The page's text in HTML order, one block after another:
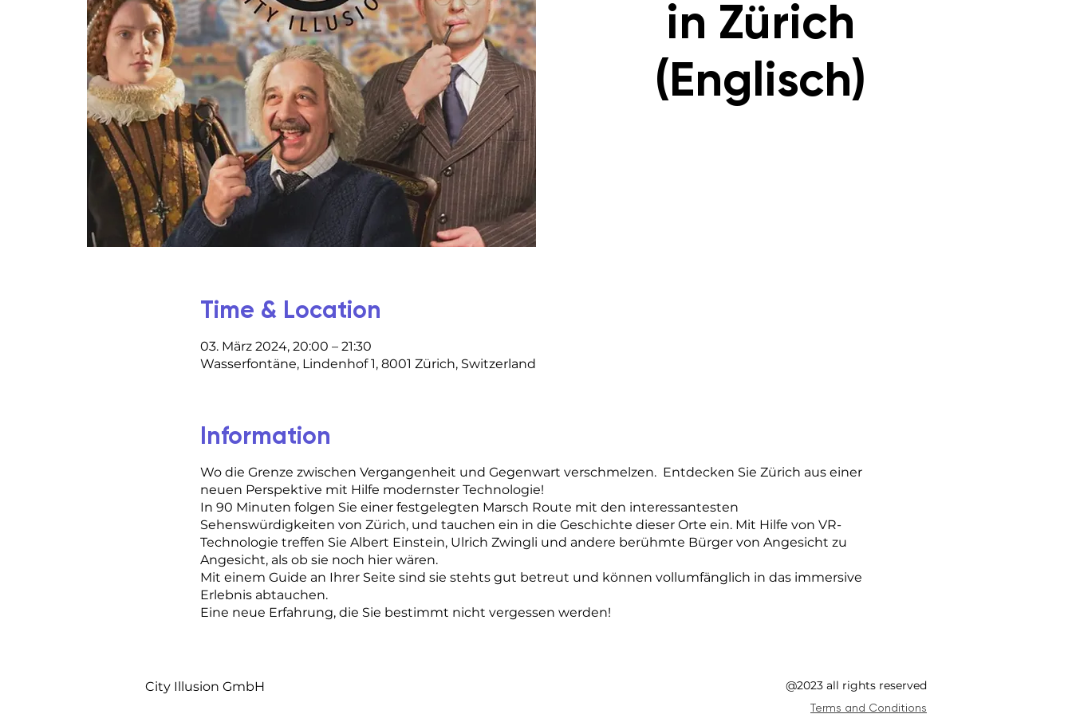
in Zürich
(Englisch)
Time & Location
03. März 2024, 20:00 – 21:30
Wasserfontäne, Lindenhof 1, 8001 Zürich, Switzerland
Information
Wo die Grenze zwischen Vergangenheit und Gegenwart verschmelzen. Entdecken Sie Zürich aus einer
neuen Perspektive mit Hilfe modernster Technologie!
In 90 Minuten folgen Sie einer festgelegten Marsch Route mit den interessantesten
Sehenswürdigkeiten von Zürich, und tauchen ein in die Geschichte dieser Orte ein. Mit Hilfe von VR-
Technologie treffen Sie Albert Einstein, Ulrich Zwingli und andere berühmte Bürger von Angesicht zu
Angesicht, als ob sie noch hier wären.
Mit einem Guide an Ihrer Seite sind sie stehts gut betreut und können vollumfänglich in das immersive
Erlebnis abtauchen.
Eine neue Erfahrung, die Sie bestimmt nicht vergessen werden!
City Illusion GmbH @2023 all rights reserved
Terms and Conditions